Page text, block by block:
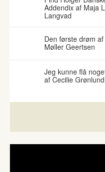
Addendix af Maja
Langvad
Den første drøm
Møller Geertsen
Jeg kunne flå
af Cecilie Grønlund